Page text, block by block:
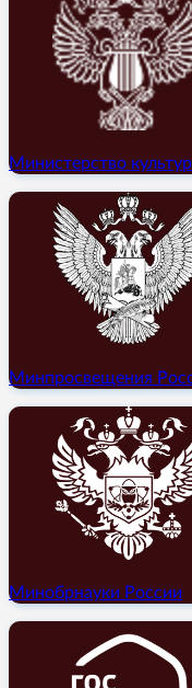
Министерство
Минпросвещения
Минобрнауки России